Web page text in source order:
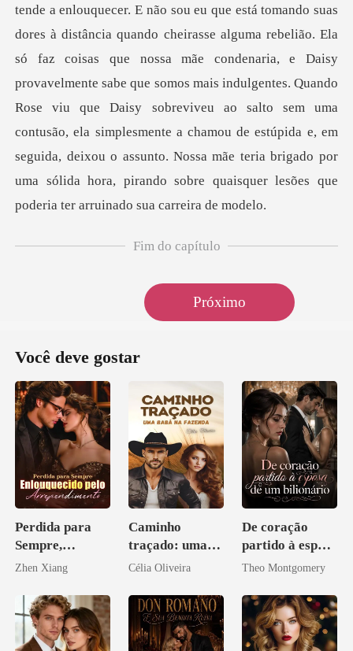
oisas que nossa mãe condenaria, e Daisy
provavelmente sabe que somos mais indulgentes. Quando
Rose viu que Daisy sobreviveu ao salto sem uma
contusão, ela simplesmente a cham
Fim do capítulo
Próximo
Você deve gostar
Perdida para
Sempre,
Enlouquecido
Arrependiment
o
Zhen Xiang
Caminho
traçado: uma
babá na fazenda
Célia Oliveira
De coração
partido à esposa
de um bilionário
Theo Montgomery